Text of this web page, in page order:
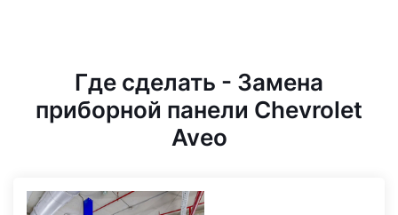
Где сделать - Замена
приборной панели Chevrolet
Aveo